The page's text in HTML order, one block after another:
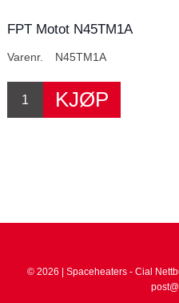
FPT Motot N45TM1A
Varenr. N45TM1A
© 2026 | Spaceheaters - Cial